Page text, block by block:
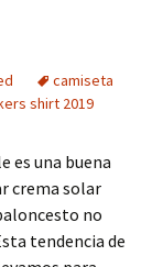
camiseta
shirt 2019
es una buena
crema solar
no
tendencia de